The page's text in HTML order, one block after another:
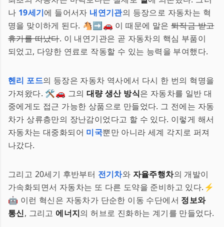
나 19세기에 들어서자 내연기관의 등장으로 자동차는 혁
명을 맞이하게 된다. 🐴➡️🚗 이 때문에 말은 퇴직금 받고
휴가를 떠났다. 이 내연기관은 곧 자동차의 핵심 부품이
되었고, 다양한 연료로 작동할 수 있는 능력을 부여했다.
헨리 포드의 등장은 자동차 역사에서 다시 한 번의 혁명을
가져왔다. 🛠️🚗 그의 대량 생산 방식은 자동차를 일반 대
중에게도 접근 가능한 상품으로 만들었다. 그 전에는 자동
차가 상류층만의 장난감이었다고 할 수 있다. 이렇게 해서
자동차는 대중화되어 미국뿐만 아니라 세계 각지로 퍼져
나갔다.
그리고 20세기 후반부터 전기차와 자율주행차의 개발이
가속화되면서 자동차는 또 다른 도약을 준비하고 있다.⚡️
🤖 이런 혁신은 자동차가 단순한 이동 수단에서 정보와
통신, 그리고 에너지의 허브로 진화하는 계기를 만들었다.